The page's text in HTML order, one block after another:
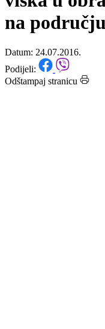
Riješen
viška u
na
Datum: 24.07.2016.